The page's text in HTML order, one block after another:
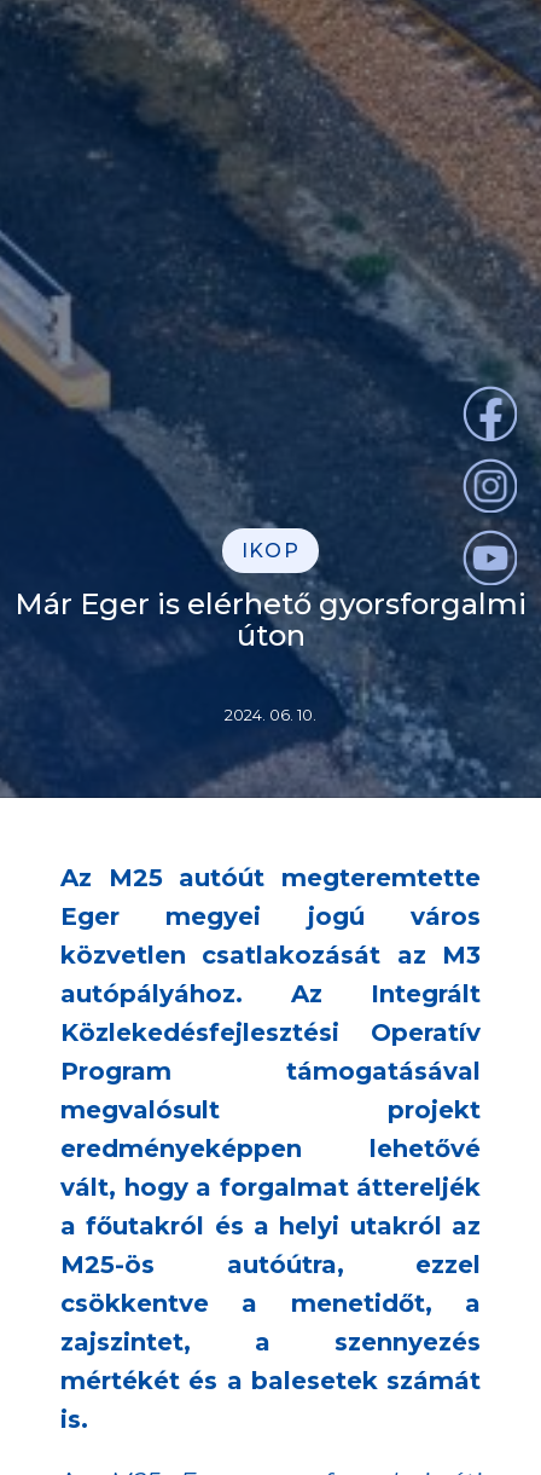
IKOP
Már Eger is elérhető gyorsforgalmi
úton
2024. 06. 10.
Az M25 autóút megteremtette
Eger megyei jogú város
közvetlen csatlakozását az M3
autópályához. Az Integrált
Közlekedésfejlesztési Operatív
Program támogatásával
megvalósult projekt
eredményeképpen lehetővé
vált, hogy a forgalmat áttereljék
a főutakról és a helyi utakról az
M25-ös autóútra, ezzel
csökkentve a menetidőt, a
zajszintet, a szennyezés
mértékét és a balesetek számát
is.